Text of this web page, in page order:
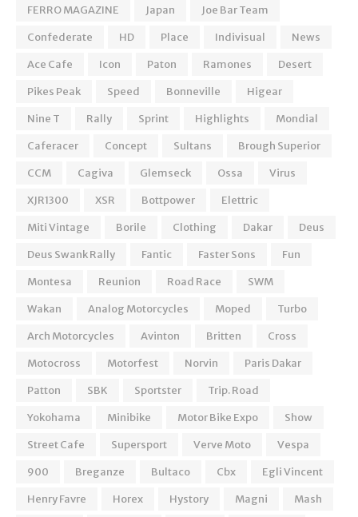
FERRO MAGAZINE
Japan
Joe Bar Team
Confederate
HD Place Indivisual
News
Ace Cafe
Icon Paton Ramones
Desert
Pikes Peak
Speed Bonneville
Higear
Nine T
Rally Sprint Highlights
Mondial
Caferacer
Concept Sultans
Brough Superior
CCM
Cagiva Glemseck Ossa
Virus
XJR1300
XSR Bottpower
Elettric
Miti Vintage
Borile Clothing Dakar
Deus
Deus Swank Rally
Fantic Faster Sons
Fun
Montesa
Reunion Road Race
SWM
Wakan
Analog Motorcycles Moped
Turbo
Arch Motorcycles
Avinton Britten
Cross
Motocross
Motorfest Norvin
Paris Dakar
Patton
SBK Sportster
Trip. Road
Yokohama
Minibike Motor Bike Expo
Show
Street Cafe
Supersport Verve Moto
Vespa
900
Breganze Bultaco Cbx
Egli Vincent
Henry Favre
Horex Hystory Magni
Mash